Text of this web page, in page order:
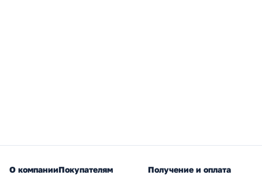
О компанииПокупателям Получение и оплата